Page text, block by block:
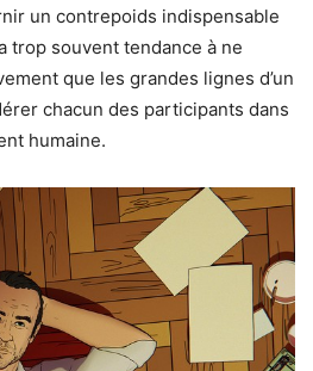
un contrepoids indispensable
trop souvent tendance à ne
que les grandes lignes d’un
chacun des participants dans
humaine.